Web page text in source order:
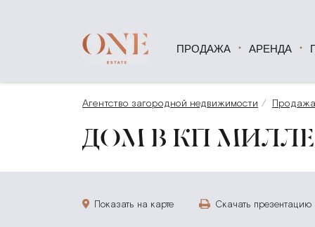
ПРОДАЖА АРЕНДА
Агентство загородной недвижимости Продажа
ДОМ В КП
Показать на карте Скачать презентацию